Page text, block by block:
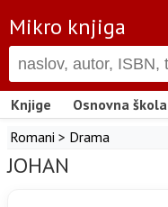
Mikro knjiga
Knjige Osnovna škola
Romani > Drama
JOHAN